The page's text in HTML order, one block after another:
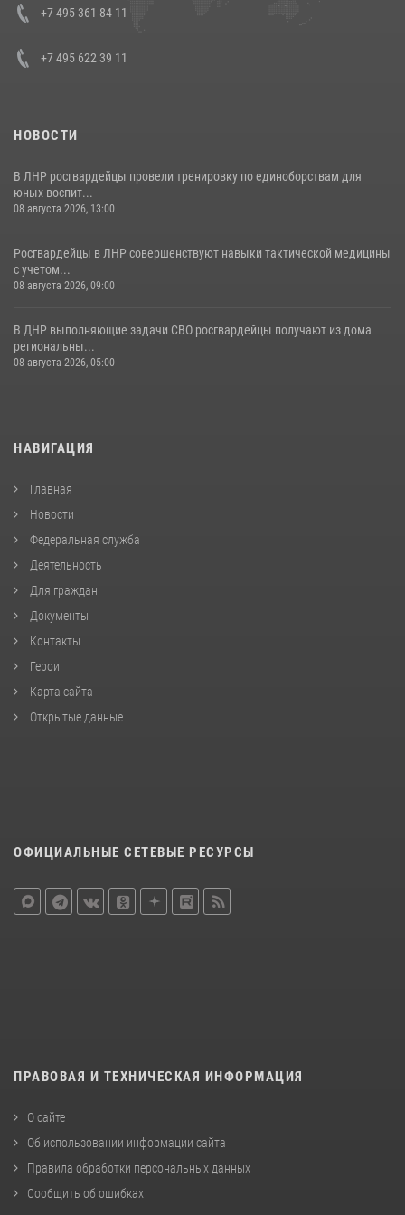
Кавказском федеральном округе Виталием Кузнецовым
+7 495 361 84 11
+7 495 622 39 11
НОВОСТИ
В ЛНР росгвардейцы провели тренировку по единоборствам для
юных воспит...
08 августа 2026, 13:00
Росгвардейцы в ЛНР совершенствуют навыки тактической медицины
с учетом...
08 августа 2026, 09:00
В ДНР выполняющие задачи СВО росгвардейцы получают из дома
региональны...
08 августа 2026, 05:00
НАВИГАЦИЯ
Главная
Новости
Федеральная служба
Деятельность
Для граждан
Документы
Контакты
Герои
Карта сайта
Открытые данные
ОФИЦИАЛЬНЫЕ СЕТЕВЫЕ РЕСУРСЫ
ПРАВОВАЯ И ТЕХНИЧЕСКАЯ ИНФОРМАЦИЯ
О сайте
Об использовании информации сайта
Правила обработки персональных данных
Сообщить об ошибках